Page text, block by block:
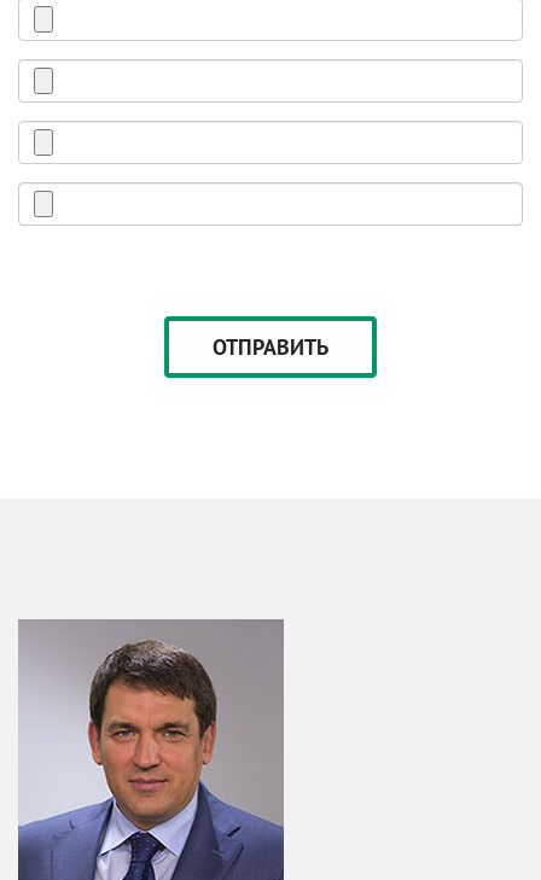
Фотография
(можно
без
фото)
Документ
Word
или
PDF
Видео
Аудиозапись